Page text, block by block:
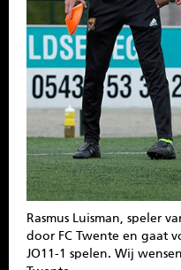
Rasmus Luisman, speler
door FC Twente en gaat
JO11-1 spelen. Wij